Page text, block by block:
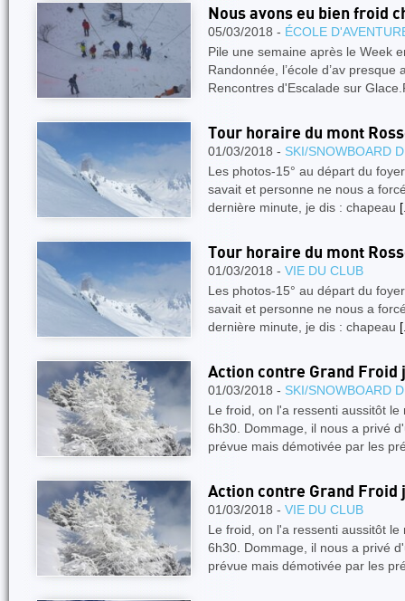
Nous avons eu bien froid
05/03/2018 - ÉCOLE
Pile une semaine après le Week
Randonnée, l’école d’av
Rencontres d'Escalade sur
Tour horaire du mont
01/03/2018 - SKI/SNOWBOARD
Les photos-15° au départ du
savait et personne ne nous a
dernière minute, je dis : chapeau
Tour horaire du mont
01/03/2018 - VIE DU CLUB
Les photos-15° au départ du
savait et personne ne nous a
dernière minute, je dis : chapeau
Action contre Grand Froid
01/03/2018 - SKI/SNOWBOARD
Le froid, on l'a ressenti aussitôt
6h30. Dommage, il nous a privé
prévue mais démotivée par les
Action contre Grand Froid
01/03/2018 - VIE DU CLUB
Le froid, on l'a ressenti aussitôt
6h30. Dommage, il nous a privé
prévue mais démotivée par les